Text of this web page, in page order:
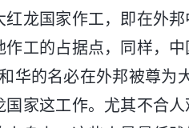
龙国家作工，即在外
工的占据点，同样，
华的名必在外邦被尊为
家这工作。尤其不合